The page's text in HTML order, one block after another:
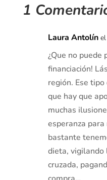
1
Laura Antolín
¿Que no puede
financiación!
región. Ese
que hay que
muchas
esperanza
bastante
dieta, vigilando
cruzada,